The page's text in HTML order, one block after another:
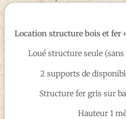
Location structure bois et fer
Loué structure seule
2 supports de
Structure fer gris sur
Hauteur 1